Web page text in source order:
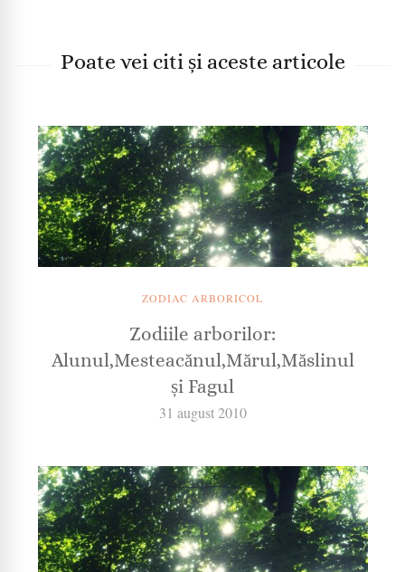
Poate vei citi și aceste articole
ZODIAC ARBORICOL
Zodiile arborilor:
Alunul,Mesteacănul,Mărul,Măslinul
și Fagul
31 august 2010